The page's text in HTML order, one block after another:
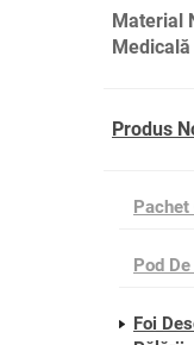
Material
Medicală
Produs
Pachet
Pod
Foi